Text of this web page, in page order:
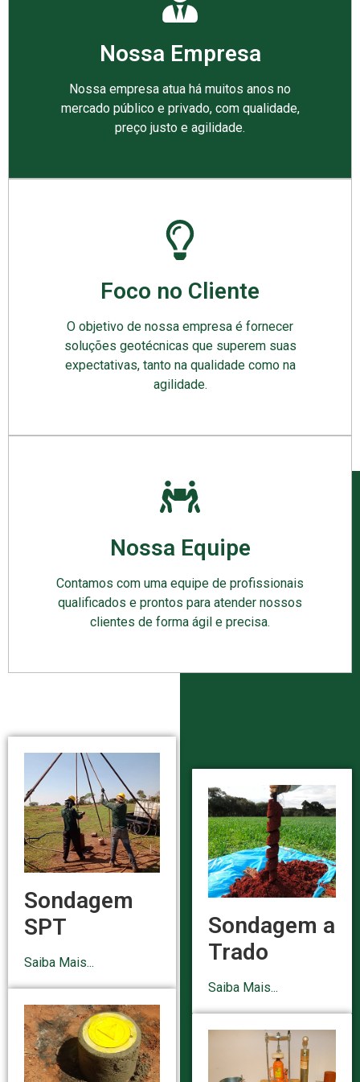
Nossa Empresa
Nossa empresa atua há muitos anos no
mercado público e privado, com qualidade,
preço justo e agilidade.
Foco no Cliente
O objetivo de nossa empresa é fornecer
soluções geotécnicas que superem suas
expectativas, tanto na qualidade como na
agilidade.
Nossa Equipe
Contamos com uma equipe de profissionais
qualificados e prontos para atender nossos
clientes de forma ágil e precisa.
Sondagem
SPT
Saiba Mais...
Sondagem a
Trado
Saiba Mais...